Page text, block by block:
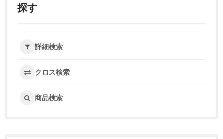
探す
詳細検索
クロス検索
商品検索